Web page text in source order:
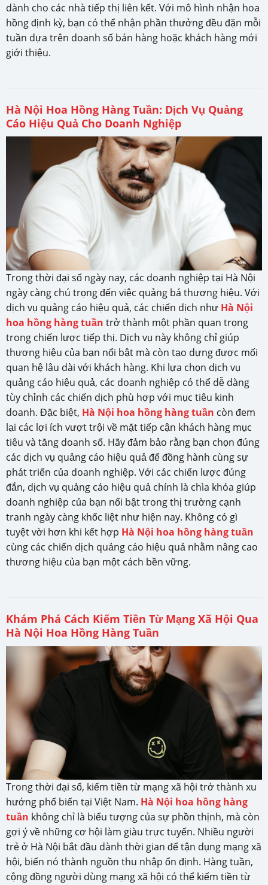
dành cho các nhà tiếp thị liên kết. Với mô hình nhận hoa
hồng định kỳ, bạn có thể nhận phần thưởng đều đặn mỗi
tuần dựa trên doanh số bán hàng hoặc khách hàng mới
giới thiệu.
Hà Nội Hoa Hồng Hàng Tuần: Dịch Vụ Quảng
Cáo Hiệu Quả Cho Doanh Nghiệp
Trong thời đại số ngày nay, các doanh nghiệp tại Hà Nội
ngày càng chú trọng đến việc quảng bá thương hiệu. Với
dịch vụ quảng cáo hiệu quả, các chiến dịch như Hà Nội
hoa hồng hàng tuần trở thành một phần quan trọng
trong chiến lược tiếp thị. Dịch vụ này không chỉ giúp
thương hiệu của bạn nổi bật mà còn tạo dựng được mối
quan hệ lâu dài với khách hàng. Khi lựa chọn dịch vụ
quảng cáo hiệu quả, các doanh nghiệp có thể dễ dàng
tùy chỉnh các chiến dịch phù hợp với mục tiêu kinh
doanh. Đặc biệt, Hà Nội hoa hồng hàng tuần còn đem
lại các lợi ích vượt trội về mặt tiếp cận khách hàng mục
tiêu và tăng doanh số. Hãy đảm bảo rằng bạn chọn đúng
các dịch vụ quảng cáo hiệu quả để đồng hành cùng sự
phát triển của doanh nghiệp. Với các chiến lược đúng
đắn, dịch vụ quảng cáo hiệu quả chính là chìa khóa giúp
doanh nghiệp của bạn nổi bật trong thị trường cạnh
tranh ngày càng khốc liệt như hiện nay. Không có gì
tuyệt vời hơn khi kết hợp Hà Nội hoa hồng hàng tuần
cùng các chiến dịch quảng cáo hiệu quả nhằm nâng cao
thương hiệu của bạn một cách bền vững.
Khám Phá Cách Kiếm Tiền Từ Mạng Xã Hội Qua
Hà Nội Hoa Hồng Hàng Tuần
Trong thời đại số, kiếm tiền từ mạng xã hội trở thành xu
hướng phổ biến tại Việt Nam. Hà Nội hoa hồng hàng
tuần không chỉ là biểu tượng của sự phồn thịnh, mà còn
gợi ý về những cơ hội làm giàu trực tuyến. Nhiều người
trẻ ở Hà Nội bắt đầu dành thời gian để tận dụng mạng xã
hội, biến nó thành nguồn thu nhập ổn định. Hàng tuần,
cộng đồng người dùng mạng xã hội có thể kiếm tiền từ